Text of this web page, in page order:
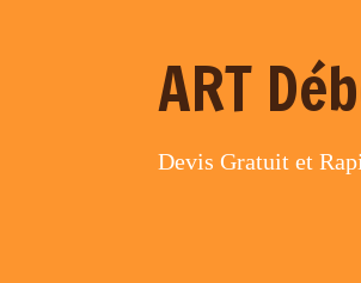
ART
Devis Gratuit et